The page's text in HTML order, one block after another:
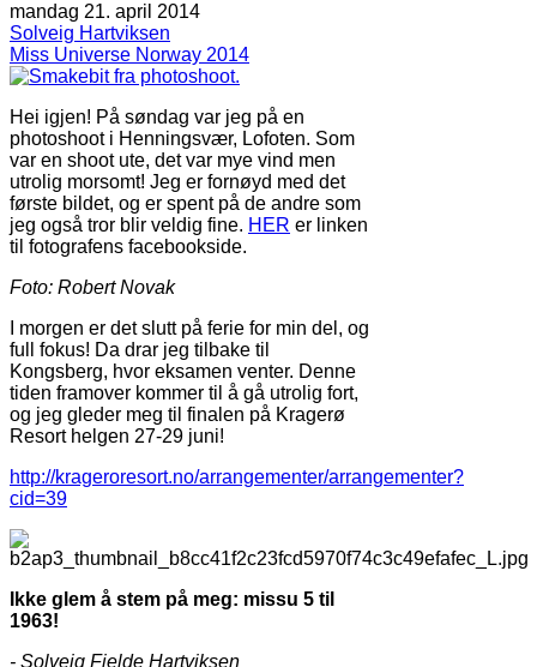
mandag 21. april 2014
Solveig Hartviksen
Miss Universe Norway 2014
Hei igjen! På søndag var jeg på en
photoshoot i Henningsvær, Lofoten. Som
var en shoot ute, det var mye vind men
utrolig morsomt! Jeg er fornøyd med det
første bildet, og er spent på de andre som
jeg også tror blir veldig fine. HER er linken
til fotografens facebookside.
Foto: Robert Novak
I morgen er det slutt på ferie for min del, og
full fokus! Da drar jeg tilbake til
Kongsberg, hvor eksamen venter. Denne
tiden framover kommer til å gå utrolig fort,
og jeg gleder meg til finalen på Kragerø
Resort helgen 27-29 juni!
http://krageroresort.no/arrangementer/arrangementer?
cid=39
Ikke glem å stem på meg: missu 5 til
1963!
- Solveig Fjelde Hartviksen